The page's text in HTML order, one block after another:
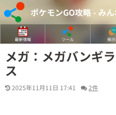
ポケモンGO攻略 - み
最新情報 ツール 掲
メガ：メガバンギ
ス
2025年11月11日 17:41 2件